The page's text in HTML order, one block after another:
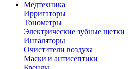
Медтехника
Ирригаторы
Тонометры
Электрические зубные щетки
Ингаляторы
Очистители воздуха
Маски и антисептики
Бренды